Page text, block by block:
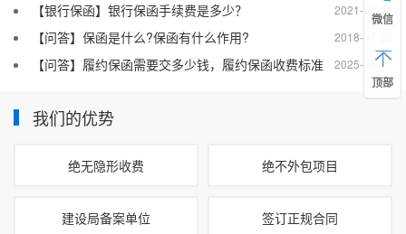
2021-10-19
【银行保函】银行保函手续费是多少？
2018-07-26
【问答】保函是什么?保函有什么作用?
2025-04-27
【问答】履约保函需要交多少钱，履约保函收费标准
我们的优势
绝无隐形收费 绝不外包项目
建设局备案单位 签订正规合同
微信
顶部